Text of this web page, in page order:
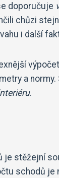
doporučuje
chůzi
i další
a
.
je stěžejní
schodů je